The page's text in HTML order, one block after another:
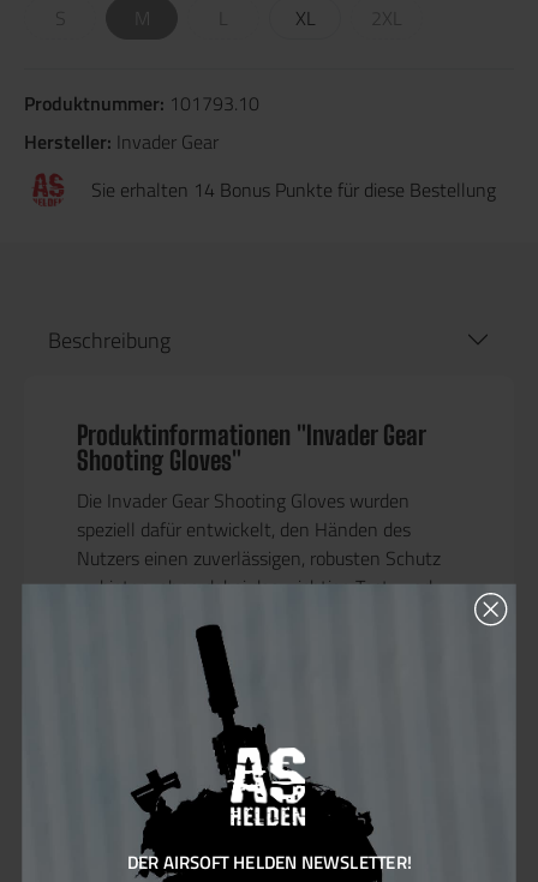
M XL 2XL
Produktnummer: 101793.10
Hersteller: Invader Gear
Sie erhalten 14 Bonus Punkte für diese Bestellung
Beschreibung
Produktinformationen "Invader Gear
Shooting Gloves"
Die Invader Gear Shooting Gloves wurden
speziell dafür entwickelt, den Händen des
Nutzers einen zuverlässigen, robusten Schutz
zu bieten, ohne dabei das wichtigeTast- und
bestehen aus einer hochwertigen
Materialkombination aus
Polyamid und 18 % Polyester
Balance zwischen Haltbarkeit, Flexibilität und
Komfort ermöglicht.
Der obere Handschuhbereich ist mit
stoßhemmenden Verstärkungen
an wichtigen
Kontaktpunkten ausgestattet und verfügt
DER AIRSOFT HELDEN NEWSLETTER!